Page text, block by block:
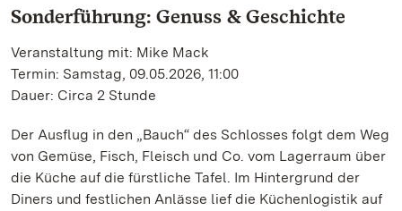
Sonderführung: Genuss & Geschichte
Veranstaltung mit: Mike Mack
Termin: Samstag, 09.05.2026, 11:00
Dauer: Circa 2 Stunde
Der Ausflug in den „Bauch“ des Schlosses folgt dem Weg
von Gemüse, Fisch, Fleisch und Co. vom Lagerraum über
die Küche auf die fürstliche Tafel. Im Hintergrund der
Diners und festlichen Anlässe lief die Küchenlogistik auf